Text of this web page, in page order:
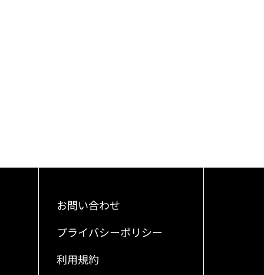
お問い合わせ
プライバシーポリシー
利用規約